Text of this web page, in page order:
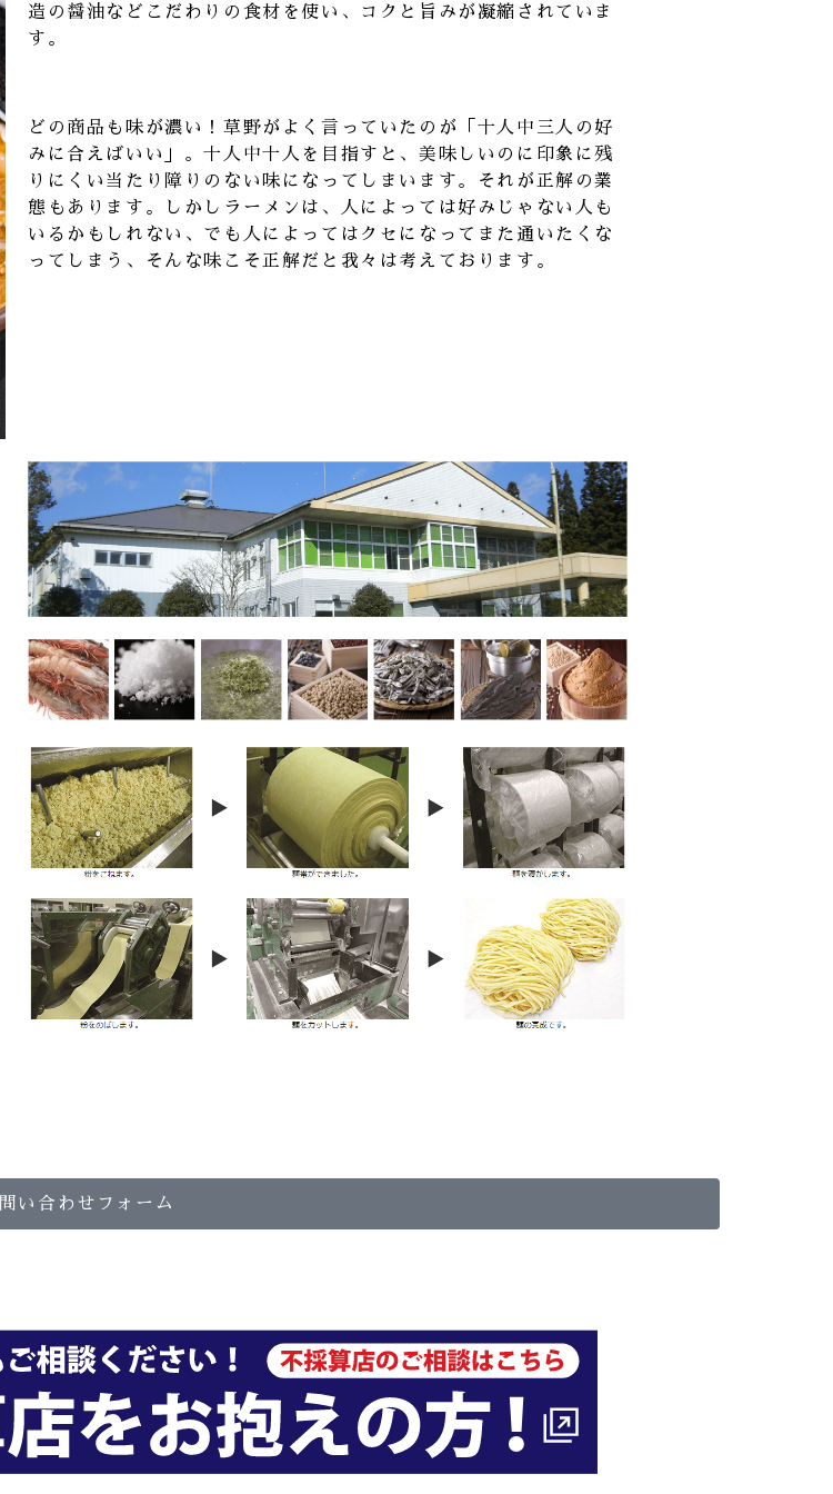
造の醤油などこだわりの食材を使い、コクと旨みが凝縮されていま
す。
どの商品も味が濃い！草野がよく言っていたのが「十人中三人の好
みに合えばいい」。十人中十人を目指すと、美味しいのに印象に残
りにくい当たり障りのない味になってしまいます。それが正解の業
態もあります。しかしラーメンは、人によっては好みじゃない人も
いるかもしれない、でも人によってはクセになってまた通いたくな
ってしまう、そんな味こそ正解だと我々は考えております。
問い合わせフォーム